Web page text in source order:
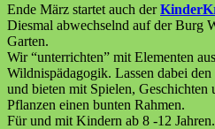
Ende März startet auch der
Diesmal abwechselnd auf der Burg
Garten.
Wir “unterrichten” mit Elementen
Wildnispädagogik. Lassen dabei
und bieten mit Spielen, Geschichten
Pflanzen einen bunten Rahmen.
Für und mit Kindern ab 8 -12 Jahren.